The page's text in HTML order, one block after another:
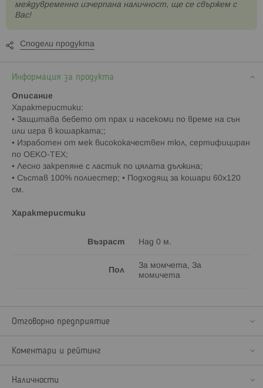
междувременно изчерпана наличност, ще се свържем с
Вас!
Сподели продукта
Информация за продукта
Описание
Характеристики:
• Защитава бебето от прах и насекоми по време на сън
или игра в кошарката;;
• Изработен от мек висококачествен тюл, сертифициран
по OEKO-TEX;
• Лесно закрепяне с ластик по цялата дължина;
• Състав 100% полиестер; • Подходящ за кошари 60х120
см.
Характеристики
Възраст Над 0 м.
Пол
За момчета, За
момичета
Отговорно предприятие
Коментари и рейтинг
Наличности